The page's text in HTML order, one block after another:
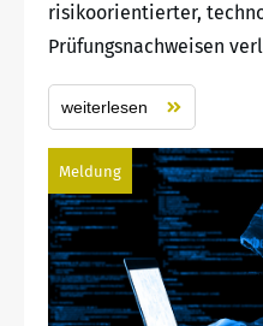
risikoorientierter,
Prüfungsnachweisen
weiterlesen
Meldung